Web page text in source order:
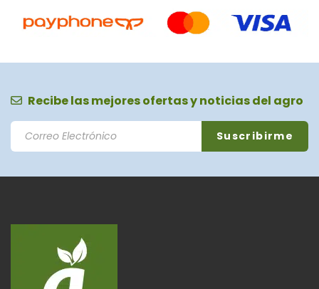
Recibe las mejores ofertas y noticias del agro